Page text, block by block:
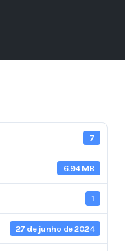
7
6.94 MB
1
27 de junho de 2024